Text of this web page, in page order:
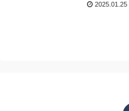
2025.01.25